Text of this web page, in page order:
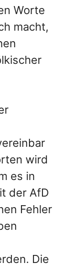
Worte
macht,
wird
es in
der AfD
Fehler
Die